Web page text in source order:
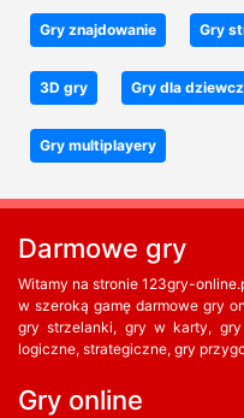
Gry znajdowanie Gry
3D gry Gry dla
Gry multiplayery
Darmowe gry
Witamy na stronie 123gry-
w szeroką gamę darmowe gry
gry strzelanki, gry w karty,
logiczne, strategiczne, gry
Gry online